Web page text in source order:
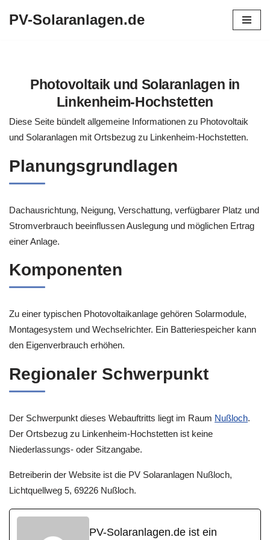
PV-Solaranlagen.de
Photovoltaik und Solaranlagen in
Linkenheim-Hochstetten
Diese Seite bündelt allgemeine Informationen zu Photovoltaik
und Solaranlagen mit Ortsbezug zu Linkenheim-Hochstetten.
Planungsgrundlagen
Dachausrichtung, Neigung, Verschattung, verfügbarer Platz und
Stromverbrauch beeinflussen Auslegung und möglichen Ertrag
einer Anlage.
Komponenten
Zu einer typischen Photovoltaikanlage gehören Solarmodule,
Montagesystem und Wechselrichter. Ein Batteriespeicher kann
den Eigenverbrauch erhöhen.
Regionaler Schwerpunkt
Der Schwerpunkt dieses Webauftritts liegt im Raum Nußloch.
Der Ortsbezug zu Linkenheim-Hochstetten ist keine
Niederlassungs- oder Sitzangabe.
Betreiberin der Website ist die PV Solaranlagen Nußloch,
Lichtquellweg 5, 69226 Nußloch.
PV-Solaranlagen.de ist ein